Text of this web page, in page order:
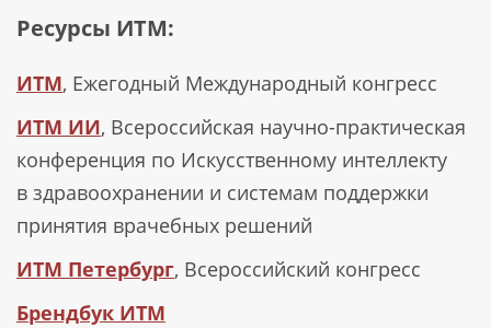
Ресурсы ИТМ:
ИТМ, Ежегодный Международный конгресс
ИТМ ИИ, Всероссийская научно-практическая
конференция по Искусственному интеллекту
в здравоохранении и системам поддержки
принятия врачебных решений
ИТМ Петербург, Всероссийский конгресс
Брендбук ИТМ